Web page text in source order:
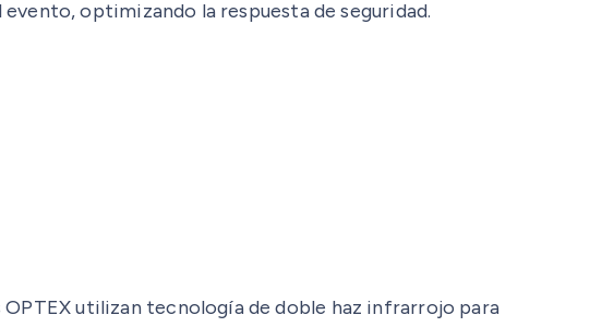
optimizando la respuesta de seguridad.
utilizan tecnología de doble haz infrarrojo para